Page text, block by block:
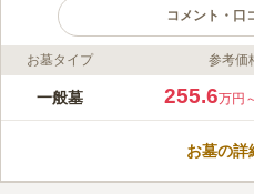
コメント・口
ライフドット編集部のコメント
都立 染井霊園は、春にな
小規模ですが、明治7年に
お墓タイプ 参考価
一般墓 255.6万円
お墓の詳